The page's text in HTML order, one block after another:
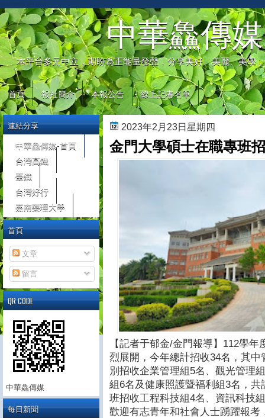
中華鱻傳媒
本平台多元中立，期盼為正能量發聲，分享美好、美麗、美學
首頁 報社簡介 本報公告 線上記者名單
2023年2月23日星期四
金門大學碩士在職專班
【記者于郁金/金門報導】112學
烈展開，今年總計招收34名，其
別招收企業管理組5名、觀光管理
組6名及健康照護暨福利組3名，
班招收工程科技組4名、資訊科技
歡迎有志青年和社會人士踴躍報考
連結分享
中華鱻傳媒-首頁
台灣高鐵
臺鐵
台灣好行
嘉南藥理大學
首頁
文章
留言
QR CODE
中華鱻傳媒
每日新聞